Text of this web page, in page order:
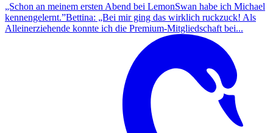
„Schon an meinem ersten Abend bei LemonSwan habe ich Michael
kennengelernt.”Bettina: „Bei mir ging das wirklich ruckzuck! Als
Alleinerziehende konnte ich die Premium-Mitgliedschaft bei...